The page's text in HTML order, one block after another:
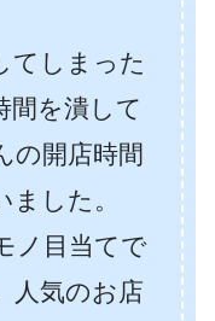
てしまった
間を潰して
の開店時間
した。
ノ目当てで
人気のお店